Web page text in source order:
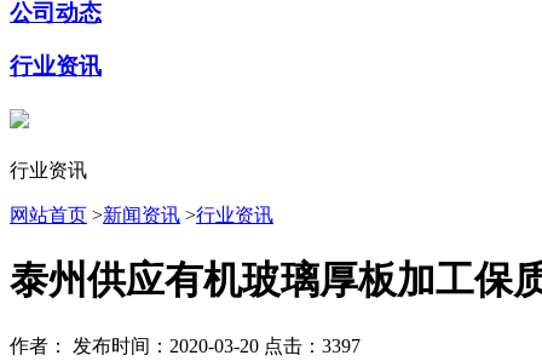
公司动态
行业资讯
行业资讯
网站首页 >新闻资讯 >行业资讯
泰州供应有机玻璃厚板加工保
作者： 发布时间：2020-03-20 点击：3397